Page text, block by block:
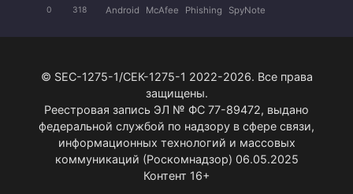
0 318 Android McAfee Phishing SpyNote
© SEC-1275-1/СЕК-1275-1 2022-2026. Все права
защищены.
Реестровая запись ЭЛ № ФС 77-89472, выдано
федеральной службой по надзору в сфере связи,
информационных технологий и массовых
коммуникаций (Роскомнадзор) 06.05.2025
Контент 16+